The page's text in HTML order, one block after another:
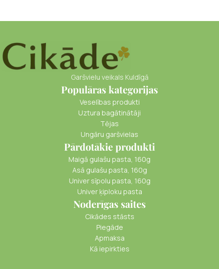
Garšvielu veikals Kuldīgā
Populāras kategorijas
Veselības produkti
Uztura bagātinātāji
Tējas
Ungāru garšvielas
Pārdotākie produkti
Maigā gulašu pasta, 160g
Asā gulašu pasta, 160g
Univer sīpolu pasta, 160g
Univer ķiploku pasta
Noderīgas saites
Cikādes stāsts
Piegāde
Apmaksa
Kā iepirkties